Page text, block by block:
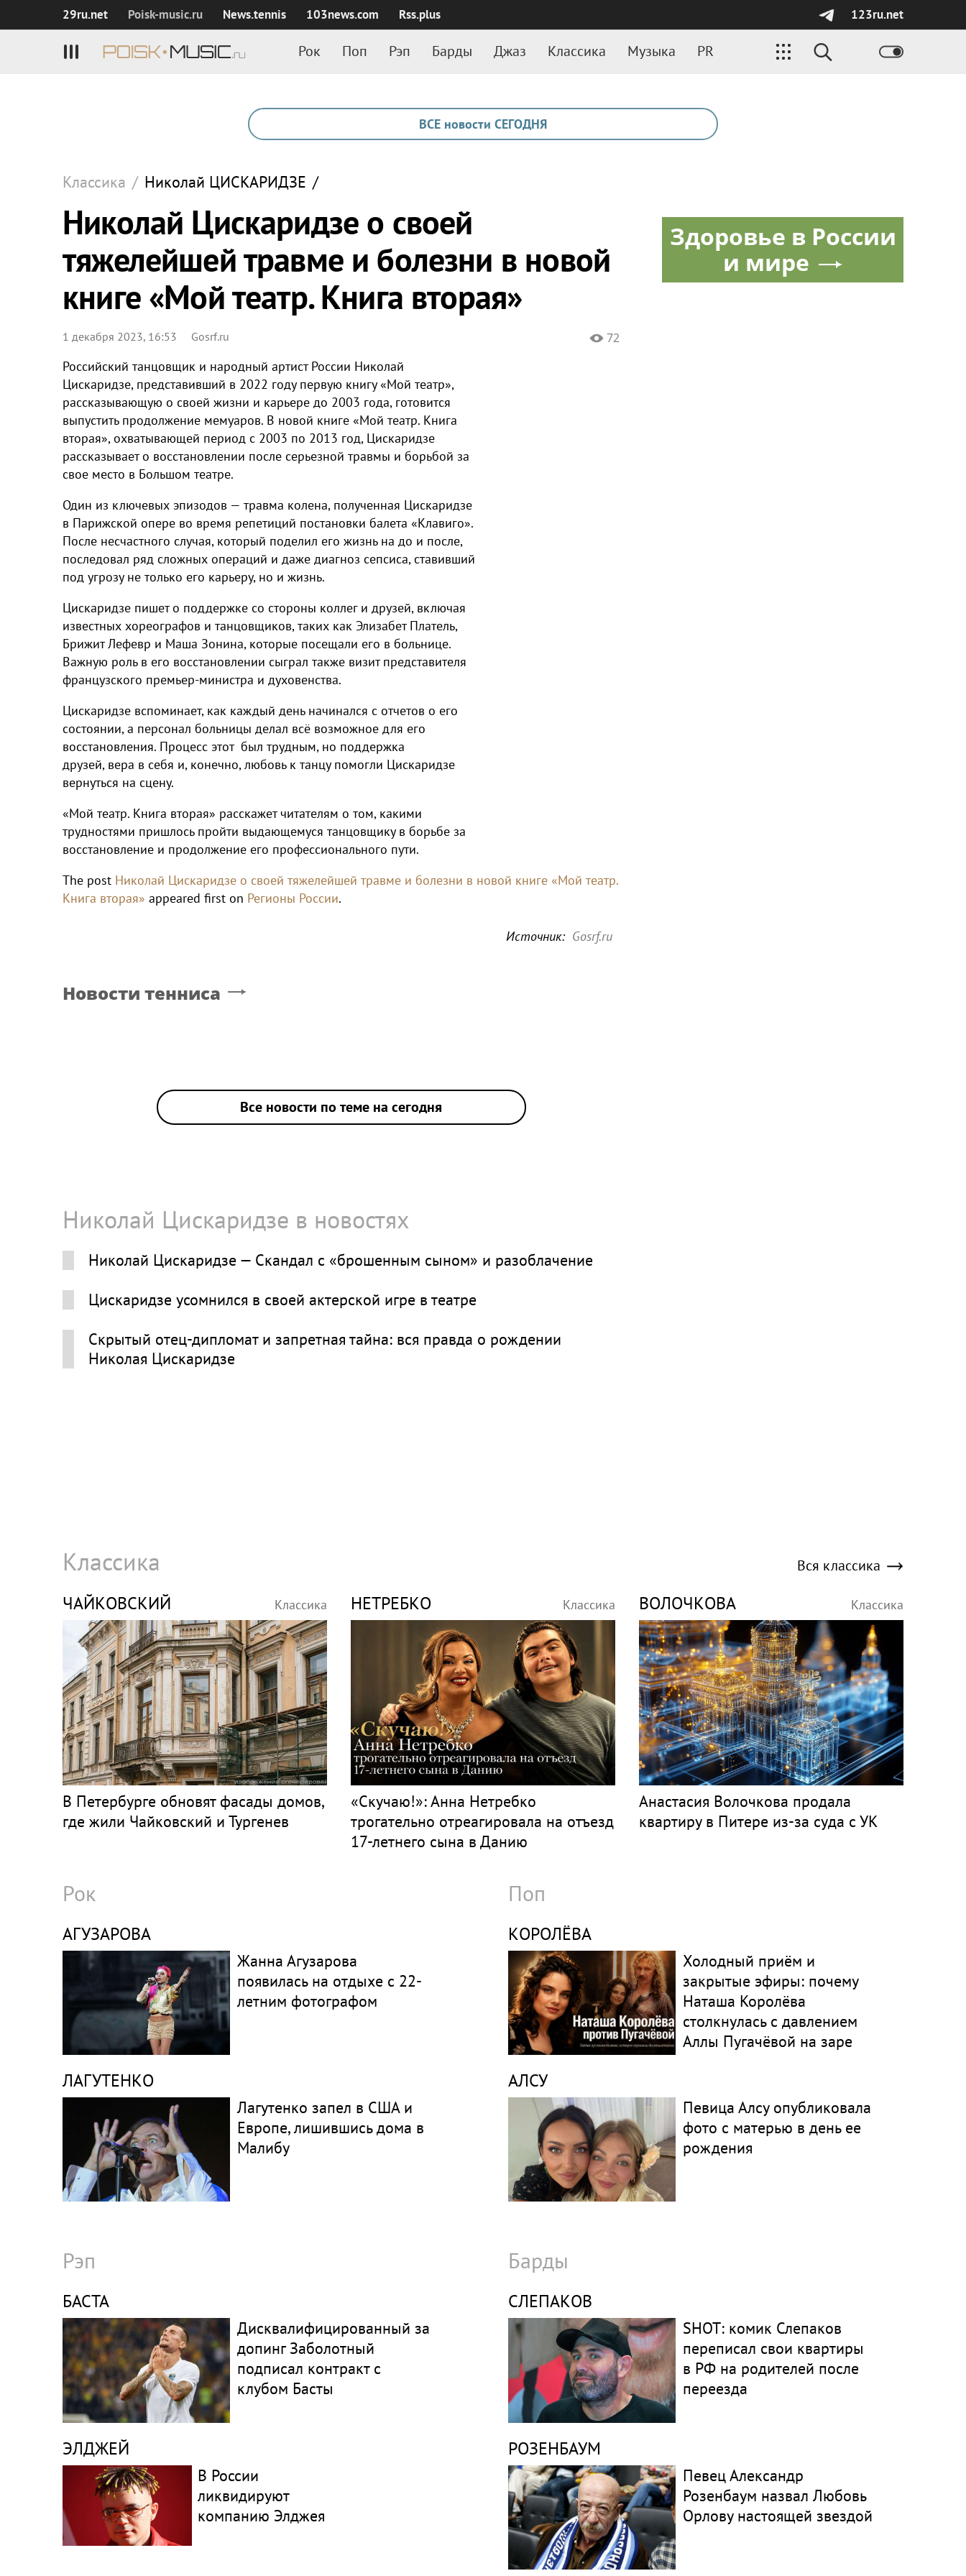
29ru.net Poisk‑music.ru News.tennis 103news.com Rss.plus 123ru.net
Рок Поп Рэп Барды Джаз Классика Музыка PR
ВСЕ новости СЕГОДНЯ
Классика / Николай ЦИСКАРИДЗЕ /
Николай Цискаридзе о своей
тяжелейшей травме и болезни в новой
книге «Мой театр. Книга вторая»
1 декабря 2023, 16:53 Gosrf.ru 72
Российский танцовщик и народный артист России Николай
Цискаридзе, представивший в 2022 году первую книгу «Мой театр»,
рассказывающую о своей жизни и карьере до 2003 года, готовится
выпустить продолжение мемуаров. В новой книге «Мой театр. Книга
вторая», охватывающей период с 2003 по 2013 год, Цискаридзе
рассказывает о восстановлении после серьезной травмы и борьбой за
свое место в Большом театре.
Один из ключевых эпизодов — травма колена, полученная Цискаридзе
в Парижской опере во время репетиций постановки балета «Клавиго».
После несчастного случая, который поделил его жизнь на до и после,
последовал ряд сложных операций и даже диагноз сепсиса, ставивший
под угрозу не только его карьеру, но и жизнь.
Цискаридзе пишет о поддержке со стороны коллег и друзей, включая
известных хореографов и танцовщиков, таких как Элизабет Платель,
Брижит Лефевр и Маша Зонина, которые посещали его в больнице.
Важную роль в его восстановлении сыграл также визит представителя
французского премьер-министра и духовенства.
Цискаридзе вспоминает, как каждый день начинался с отчетов о его
состоянии, а персонал больницы делал всё возможное для его
восстановления. Процесс этот был трудным, но поддержка
друзей, вера в себя и, конечно, любовь к танцу помогли Цискаридзе
вернуться на сцену.
«Мой театр. Книга вторая» расскажет читателям о том, какими
трудностями пришлось пройти выдающемуся танцовщику в борьбе за
восстановление и продолжение его профессионального пути.
The post Николай Цискаридзе о своей тяжелейшей травме и болезни в новой книге «Мой театр.
Книга вторая» appeared first on Регионы России.
Источник: Gosrf.ru
Новости тенниса
Все новости по теме на сегодня
Николай Цискаридзе в новостях
Николай Цискаридзе — Скандал с «брошенным сыном» и разоблачение
Цискаридзе усомнился в своей актерской игре в театре
Скрытый отец-дипломат и запретная тайна: вся правда о рождении
Николая Цискаридзе
Здоровье в России
и мире
Классика Вся классика
ЧАЙКОВСКИЙ Классика
В Петербурге обновят фасады домов,
где жили Чайковский и Тургенев
НЕТРЕБКО Классика
«Скучаю!»: Анна Нетребко
трогательно отреагировала на отъезд
17-летнего сына в Данию
ВОЛОЧКОВА Классика
Анастасия Волочкова продала
квартиру в Питере из-за суда с УК
Рок
АГУЗАРОВА
Жанна Агузарова
появилась на отдыхе с 22-
летним фотографом
ЛАГУТЕНКО
Лагутенко запел в США и
Европе, лишившись дома в
Малибу
Поп
КОРОЛЁВА
Холодный приём и
закрытые эфиры: почему
Наташа Королёва
столкнулась с давлением
Аллы Пугачёвой на заре
АЛСУ
Певица Алсу опубликовала
фото с матерью в день ее
рождения
Рэп
БАСТА
Дисквалифицированный за
допинг Заболотный
подписал контракт с
клубом Басты
ЭЛДЖЕЙ
В России
ликвидируют
компанию Элджея
Барды
СЛЕПАКОВ
SHOT: комик Слепаков
переписал свои квартиры
в РФ на родителей после
переезда
РОЗЕНБАУМ
Певец Александр
Розенбаум назвал Любовь
Орлову настоящей звездой